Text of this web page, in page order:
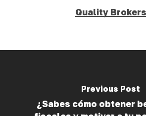
Quality Brokers
Previous Post
¿Sabes cómo obtener